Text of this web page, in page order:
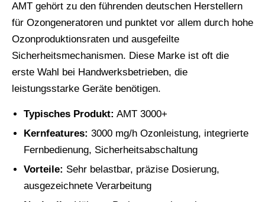
AMT gehört zu den führenden deutschen Herstellern
für Ozongeneratoren und punktet vor allem durch hohe
Ozonproduktionsraten und ausgefeilte
Sicherheitsmechanismen. Diese Marke ist oft die
erste Wahl bei Handwerksbetrieben, die
leistungsstarke Geräte benötigen.
Typisches Produkt: AMT 3000+
Kernfeatures: 3000 mg/h Ozonleistung, integrierte
Fernbedienung, Sicherheitsabschaltung
Vorteile: Sehr belastbar, präzise Dosierung,
ausgezeichnete Verarbeitung